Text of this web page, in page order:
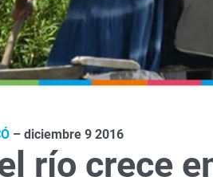
– diciembre 9 2016
río crece